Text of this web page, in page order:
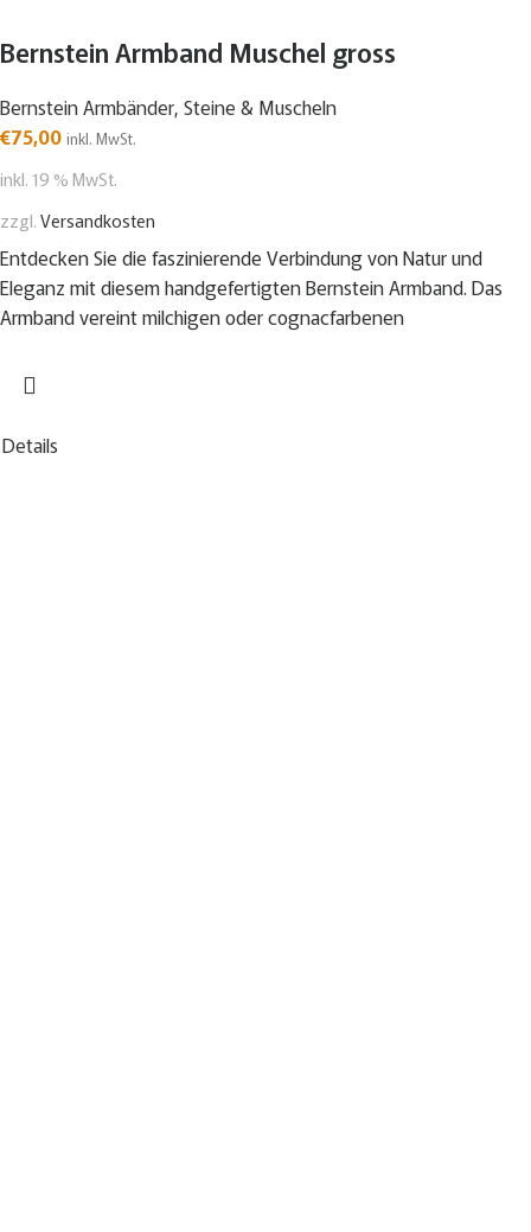
Bernstein Armband Muschel gross
Bernstein Armbänder, Steine & Muscheln
€75,00 inkl. MwSt.
inkl. 19 % MwSt.
zzgl.Versandkosten
Entdecken Sie die faszinierende Verbindung von Natur und
Eleganz mit diesem handgefertigten Bernstein Armband. Das
Armband vereint milchigen oder cognacfarbenen
Details